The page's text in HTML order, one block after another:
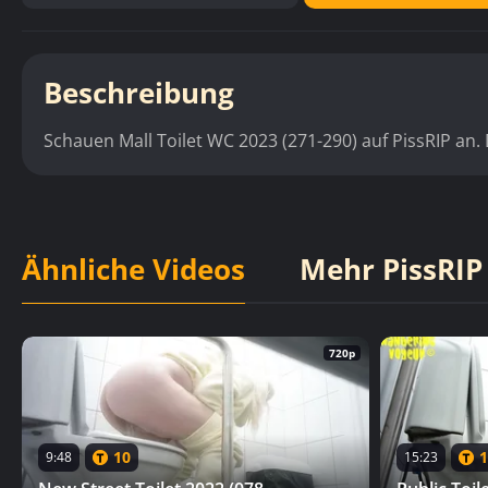
Beschreibung
Schauen Mall Toilet WC 2023 (271-290) auf PissRIP
Ähnliche Videos Mehr
720p
9:48 10 15:23